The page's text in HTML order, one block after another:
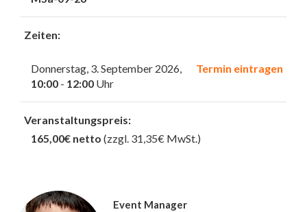
Zeiten:
Termin eintragen
Donnerstag, 3. September 2026,
10:00 - 12:00 Uhr
Veranstaltungspreis:
165,00€ netto (zzgl. 31,35€ MwSt.)
Event Manager